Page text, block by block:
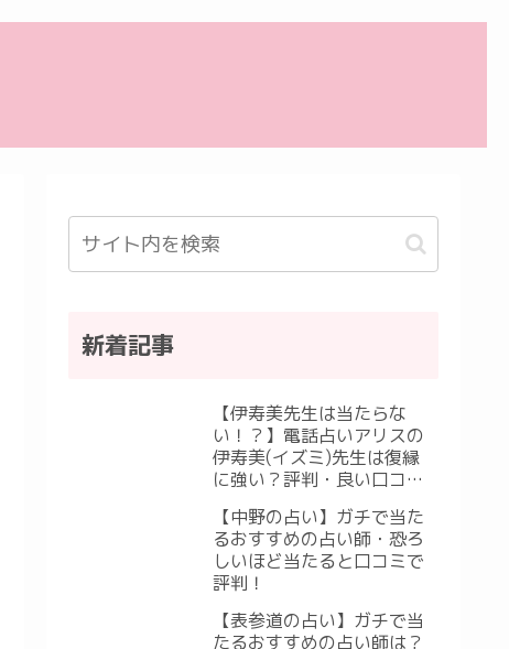
新着記事
【伊寿美先生は当たらな
い！？】電話占いアリスの
伊寿美(イズミ)先生は復縁
に強い？評判・良い口コ
【中野の占い】ガチで当た
るおすすめの占い師・恐ろ
しいほど当たると口コミで
評判！
【表参道の占い】ガチで当
たるおすすめの占い師は？